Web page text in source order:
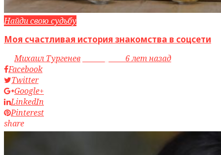
Найди свою судьбу
Моя счастливая история знакомства в соцсети
byМихаил Тургенев
6 лет назад
Facebook
Twitter
Google+
LinkedIn
Pinterest
share